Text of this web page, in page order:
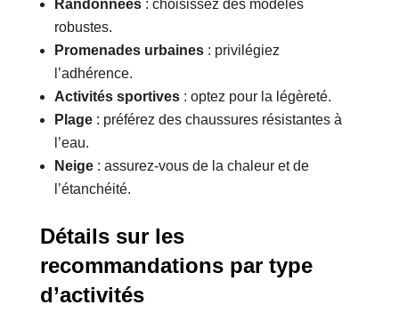
Randonnées: choisissez des modèles
robustes.
Promenades urbaines: privilégiez
l’adhérence.
Activités sportives: optez pour la légèreté.
Plage: préférez des chaussures résistantes à
l’eau.
Neige: assurez-vous de la chaleur et de
l’étanchéité.
Détails sur les
recommandations par type
d’activités